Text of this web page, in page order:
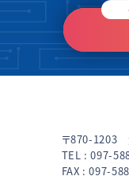
〒870-1203
TEL :097-
FAX : 097-